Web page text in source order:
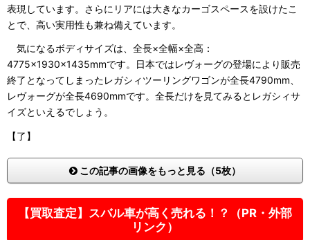
表現しています。さらにリアには大きなカーゴスペースを設けたこ
とで、高い実用性も兼ね備えています。
気になるボディサイズは、全長×全幅×全高：
4775×1930×1435mmです。日本ではレヴォーグの登場により販売
終了となってしまったレガシィツーリングワゴンが全長4790mm、
レヴォーグが全長4690mmです。全長だけを見てみるとレガシィサ
イズといえるでしょう。
【了】
この記事の画像をもっと見る（5枚）
【買取査定】スバル車が高く売れる！？（PR・外部
リンク）